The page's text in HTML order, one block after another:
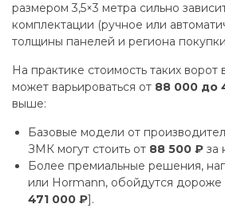
размером 3,5×3 метра сильно
комплектации (ручное или
толщины панелей и региона
На практике стоимость таких ворот
может варьироваться от 88 000 до
выше:
Базовые модели от
ЗМК могут стоить от 88 500 ₽ за
Более премиальные решения,
или Hormann, обойдутся
471 000 ₽].